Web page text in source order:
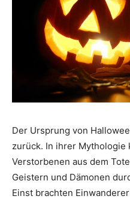
Der Ursprung von
zurück. In ihrer Mythologie
Verstorbenen aus dem
Geistern und Dämonen
Einst brachten